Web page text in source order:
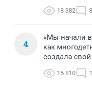
18 382 8
4
«Мы начали
как
создала
15 810